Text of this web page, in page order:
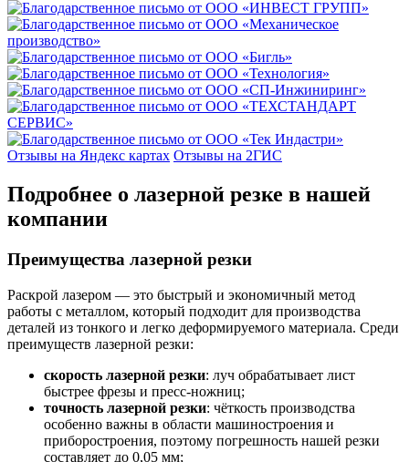
Отзывы на Яндекс картах Отзывы на 2ГИС
Подробнее о лазерной резке в нашей
компании
Преимущества лазерной резки
Раскрой лазером — это быстрый и экономичный метод
работы с металлом, который подходит для производства
деталей из тонкого и легко деформируемого материала. Среди
преимуществ лазерной резки:
скорость лазерной резки: луч обрабатывает лист
быстрее фрезы и пресс-ножниц;
точность лазерной резки: чёткость производства
особенно важны в области машиностроения и
приборостроения, поэтому погрешность нашей резки
составляет до 0,05 мм;